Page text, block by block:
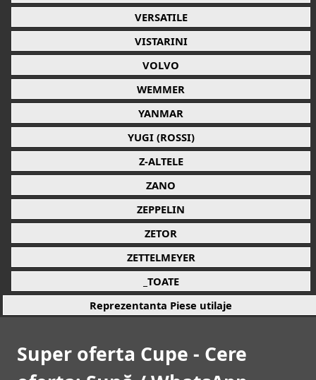
VERSATILE
VISTARINI
VOLVO
WEMMER
YANMAR
YUGI (ROSSI)
Z-ALTELE
ZANO
ZEPPELIN
ZETOR
ZETTELMEYER
_TOATE
Reprezentanta Piese utilaje
Super oferta Cupe - Cere